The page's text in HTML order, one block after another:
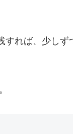
すれば、少しず